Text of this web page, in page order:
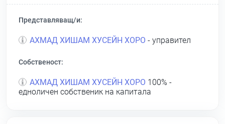
Представляващ/и:
АХМАД ХИШАМ ХУСЕЙН ХОРО - управител
Собственост:
АХМАД ХИШАМ ХУСЕЙН ХОРО 100% -
едноличен собственик на капитала